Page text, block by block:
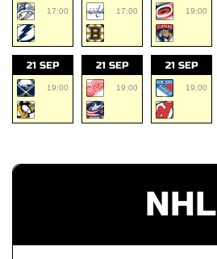
17:00 17:00 19:00
21 SEP
19:00
21 SEP
19:00
21 SEP
19:00
NHL